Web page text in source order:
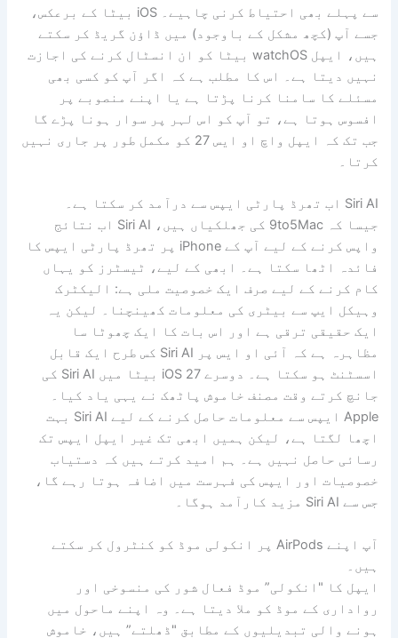
سے پہلے بھی احتیاط کرنی چاہیے۔ iOS بیٹا کے برعکس،
جسے آپ (کچھ مشکل کے باوجود) میں ڈاؤن گریڈ کر سکتے
ہیں، ایپل watchOS بیٹا کو ان انسٹال کرنے کی اجازت
نہیں دیتا ہے۔ اس کا مطلب ہے کہ اگر آپ کو کسی بھی
مسئلے کا سامنا کرنا پڑتا ہے یا اپنے منصوبے پر
افسوس ہوتا ہے، تو آپ کو اس لہر پر سوار ہونا پڑے گا
جب تک کہ ایپل واچ او ایس 27 کو مکمل طور پر جاری نہیں
کرتا۔
Siri AI اب تھرڈ پارٹی ایپس سے درآمد کر سکتا ہے۔
جیسا کہ 9to5Mac کی جھلکیاں ہیں، Siri AI اب نتائج
واپس کرنے کے لیے آپ کے iPhone پر تھرڈ پارٹی ایپس کا
فائدہ اٹھا سکتا ہے۔ ابھی کے لیے، ٹیسٹرز کو یہاں
کام کرنے کے لیے صرف ایک خصوصیت ملی ہے: الیکٹرک
وہیکل ایپ سے بیٹری کی معلومات کھینچنا۔ لیکن یہ
ایک حقیقی ترقی ہے اور اس بات کا ایک چھوٹا سا
مظاہرہ ہے کہ آئی او ایس پر Siri AI کس طرح ایک قابل
اسسٹنٹ ہو سکتا ہے۔ دوسرے iOS 27 بیٹا میں Siri AI کی
جانچ کرتے وقت مصنف خاموش پاٹھک نے یہی یاد کیا۔
Apple ایپس سے معلومات حاصل کرنے کے لیے Siri AI بہت
اچھا لگتا ہے، لیکن ہمیں ابھی تک غیر ایپل ایپس تک
رسائی حاصل نہیں ہے۔ ہم امید کرتے ہیں کہ دستیاب
خصوصیات اور ایپس کی فہرست میں اضافہ ہوتا رہے گا،
جس سے Siri AI مزید کارآمد ہوگا۔
آپ اپنے AirPods پر انکولی موڈ کو کنٹرول کر سکتے
ہیں۔
ایپل کا "انکولی” موڈ فعال شور کی منسوخی اور
رواداری کے موڈ کو ملا دیتا ہے۔ وہ اپنے ماحول میں
ہونے والی تبدیلیوں کے مطابق "ڈھلتے” ہیں، خاموش